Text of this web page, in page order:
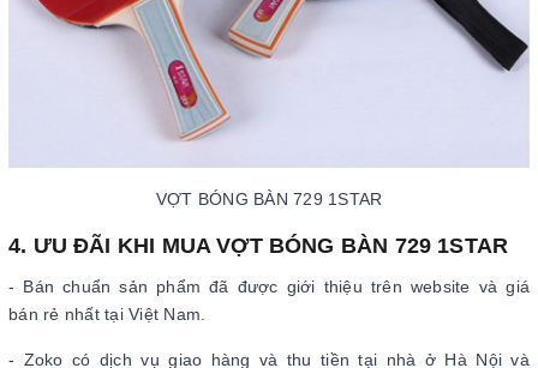
VỢT BÓNG BÀN 729 1STAR
4. ƯU ĐÃI KHI MUA VỢT BÓNG BÀN 729 1STAR
- Bán chuẩn sản phẩm đã được giới thiệu trên website và giá
bán rẻ nhất tại Việt Nam.
- Zoko có dịch vụ giao hàng và thu tiền tại nhà ở Hà Nội và